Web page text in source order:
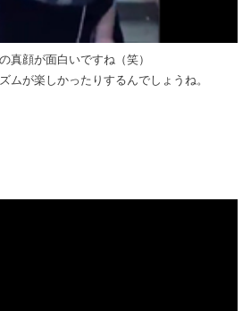
真顔が面白いですね（笑）
ムが楽しかったりするんでしょうね。